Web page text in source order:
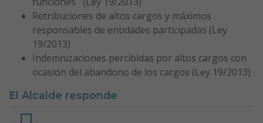
Retribuciones de altos cargos y máximos
responsables de entidades participadas (Ley
19/2013)
Indemnizaciones percibidas por altos cargos con
ocasión del abandono de los cargos (Ley 19/2013)
El Alcalde responde